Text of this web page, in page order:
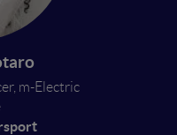
m-Electric